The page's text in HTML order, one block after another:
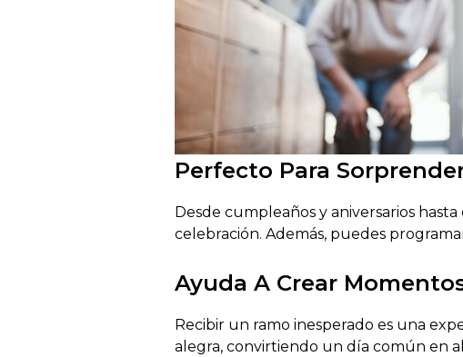
Perfecto Para
Desde cumpleaños y aniversarios
celebración. Además, puedes
Ayuda A Crear
Recibir un ramo inesperado es una
alegra, convirtiendo un día común en